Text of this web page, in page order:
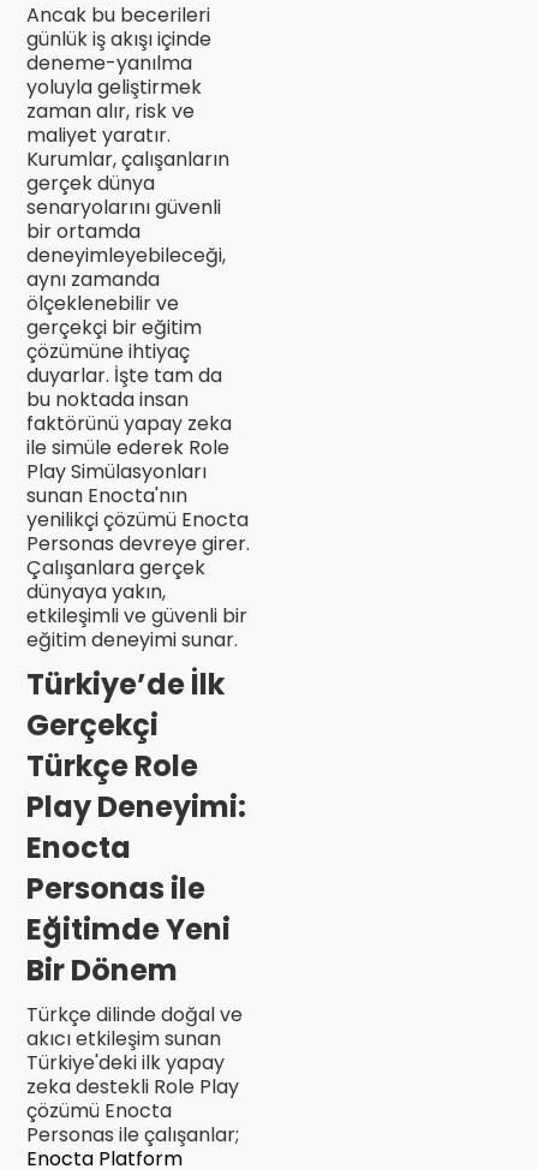
Ancak bu becerileri
günlük iş akışı içinde
deneme-yanılma
yoluyla geliştirmek
zaman alır, risk ve
maliyet yaratır.
Kurumlar, çalışanların
gerçek dünya
senaryolarını güvenli
bir ortamda
deneyimleyebileceği,
aynı zamanda
ölçeklenebilir ve
gerçekçi bir eğitim
çözümüne ihtiyaç
duyarlar. İşte tam da
bu noktada insan
faktörünü yapay zeka
ile simüle ederek Role
Play Simülasyonları
sunan Enocta'nın
yenilikçi çözümü Enocta
Personas devreye girer.
Çalışanlara gerçek
dünyaya yakın,
etkileşimli ve güvenli bir
eğitim deneyimi sunar.
Türkiye’de İlk
Gerçekçi
Türkçe Role
Play Deneyimi:
Enocta
Personas ile
Eğitimde Yeni
Bir Dönem
Türkçe dilinde doğal ve
akıcı etkileşim sunan
Türkiye'deki ilk yapay
zeka destekli Role Play
çözümü Enocta
Personas ile çalışanlar;
Enocta Platform